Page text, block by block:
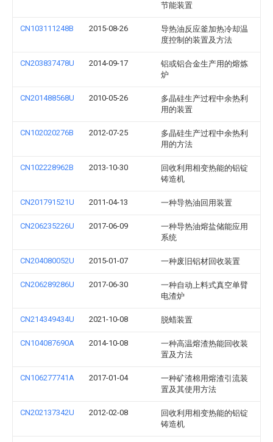
节能装置
CN103111248B 2015-08-26
导热油反应釜加热冷却温
度控制的装置及方法
CN203837478U 2014-09-17
铝或铝合金生产用的熔炼
炉
CN201488568U 2010-05-26
多晶硅生产过程中余热利
用的装置
CN102020276B 2012-07-25
多晶硅生产过程中余热利
用的方法
CN102228962B 2013-10-30
回收利用相变热能的铝锭
铸造机
CN201791521U 2011-04-13 一种导热油回用装置
CN206235226U 2017-06-09
一种导热油熔盐储能应用
系统
CN204080052U 2015-01-07 一种废旧铝材回收装置
CN206289286U 2017-06-30
一种自动上料式真空单臂
电渣炉
CN214349434U 2021-10-08 脱蜡装置
CN104087690A 2014-10-08
一种高温熔渣热能回收装
置及方法
CN106277741A 2017-01-04
一种矿渣棉用熔渣引流装
置及其使用方法
CN202137342U 2012-02-08
回收利用相变热能的铝锭
铸造机